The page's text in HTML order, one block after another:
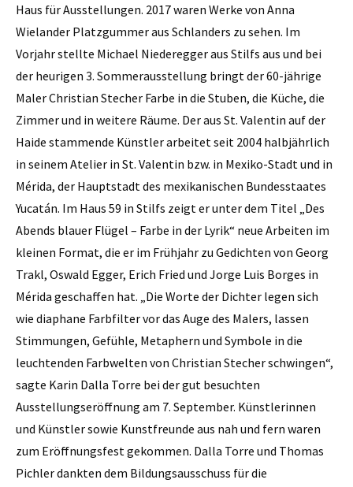
Haus für Ausstellungen. 2017 waren Werke von Anna
Wielander Platzgummer aus Schlanders zu sehen. Im
Vorjahr stellte Michael Niederegger aus Stilfs aus und bei
der heurigen 3. Sommerausstellung bringt der 60-jährige
Maler Christian Stecher Farbe in die Stuben, die Küche, die
Zimmer und in weitere Räume. Der aus St. Valentin auf der
Haide stammende Künstler arbeitet seit 2004 halbjährlich
in seinem Atelier in St. Valentin bzw. in Mexiko-Stadt und in
Mérida, der Hauptstadt des mexikanischen Bundesstaates
Yucatán. Im Haus 59 in Stilfs zeigt er unter dem Titel „Des
Abends blauer Flügel – Farbe in der Lyrik“ neue Arbeiten im
kleinen Format, die er im Frühjahr zu Gedichten von Georg
Trakl, Oswald Egger, Erich Fried und Jorge Luis Borges in
Mérida geschaffen hat. „Die Worte der Dichter legen sich
wie diaphane Farbfilter vor das Auge des Malers, lassen
Stimmungen, Gefühle, Metaphern und Symbole in die
leuchtenden Farbwelten von Christian Stecher schwingen“,
sagte Karin Dalla Torre bei der gut besuchten
Ausstellungseröffnung am 7. September. Künstlerinnen
und Künstler sowie Kunstfreunde aus nah und fern waren
zum Eröffnungsfest gekommen. Dalla Torre und Thomas
Pichler dankten dem Bildungsausschuss für die